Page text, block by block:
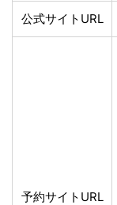
公式サイトURL
予約サイトURL